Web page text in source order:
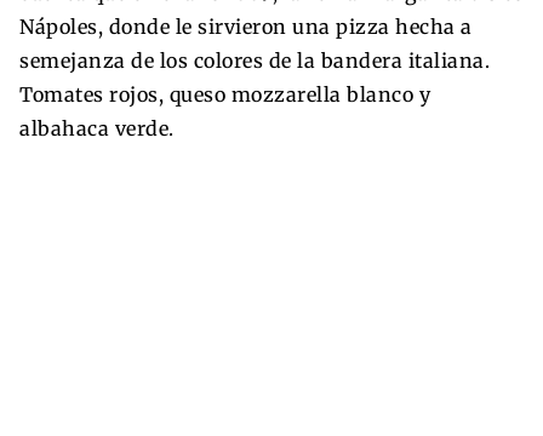
Nápoles, donde le sirvieron una pizza hecha a
semejanza de los colores de la bandera italiana.
Tomates rojos, queso mozzarella blanco y
albahaca verde.